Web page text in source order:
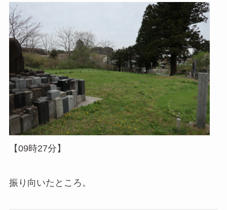
【09時27分】
振り向いたところ。